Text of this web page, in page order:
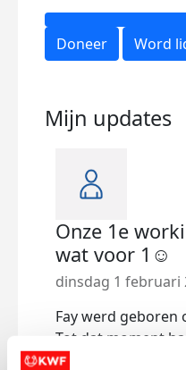
Doneer Word
Mijn updates
Onze 1e
wat voor 1☺
dinsdag 1 februari
Fay werd geboren
Tot dat moment